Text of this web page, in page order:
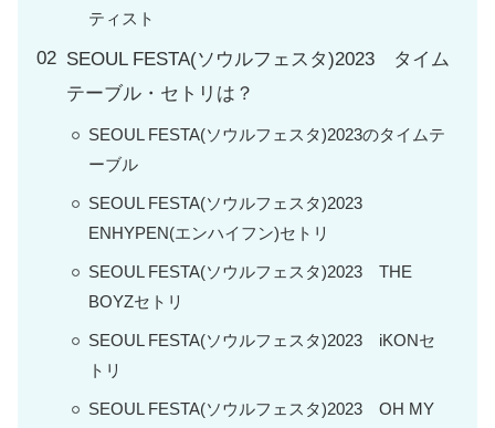
ティスト
SEOUL FESTA(ソウルフェスタ)2023 タイム
テーブル・セトリは？
SEOUL FESTA(ソウルフェスタ)2023のタイムテ
ーブル
SEOUL FESTA(ソウルフェスタ)2023
ENHYPEN(エンハイフン)セトリ
SEOUL FESTA(ソウルフェスタ)2023 THE
BOYZセトリ
SEOUL FESTA(ソウルフェスタ)2023 iKONセ
トリ
SEOUL FESTA(ソウルフェスタ)2023 OH MY